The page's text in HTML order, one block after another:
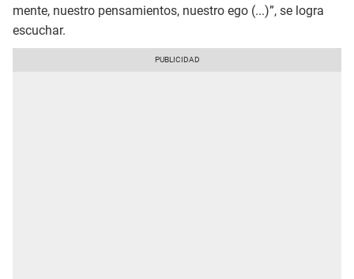
mente, nuestro pensamientos, nuestro ego (...)”, se logra
escuchar.